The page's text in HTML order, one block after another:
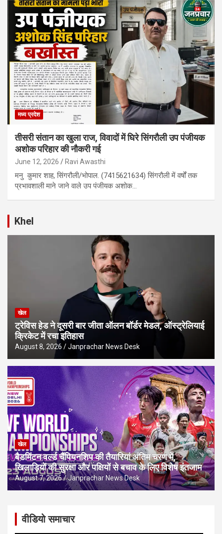
मध्य प्रदेश
तीसरी संतान का खुला राज, विवादों में घिरे सिंगरौली उप पंजीयक
अशोक परिहार की नौकरी गई
June 12, 2026 Ravi Awasthi
मनु कुमार शाह, सिंगरौली/भोपाल. (7415621634) सिंगरौली में वर्षों तक
प्रभावशाली माने जाने वाले उप पंजीयक अशोक…
Khel
खेल
ट्रेविस हेड ने दूसरी बार जीता ऑलन बॉर्डर मेडल, ऑस्ट्रेलियाई
क्रिकेट में रचा इतिहास
August 8, 2026 Janprachar News Desk
खेल
बैडमिंटन वर्ल्ड चैंपियनशिप की तैयारियां अंतिम चरण में,
खिलाड़ियों की सुरक्षा और पक्षियों से बचाव के लिए विशेष इंतजाम
August 7, 2026 Janprachar News Desk
वीडियो समाचार